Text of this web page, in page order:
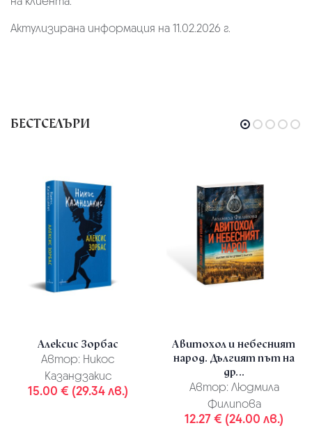
Актулизирана информация на 11.02.2026 г.
БЕСТСЕЛЪРИ
Алексис Зорбас
Автор: Никос
Казандзакис
15.00 € (29.34 лв.)
Авитохол и небесният
народ. Дългият път на
др...
Автор: Людмила
Филипова
12.27 € (24.00 лв.)